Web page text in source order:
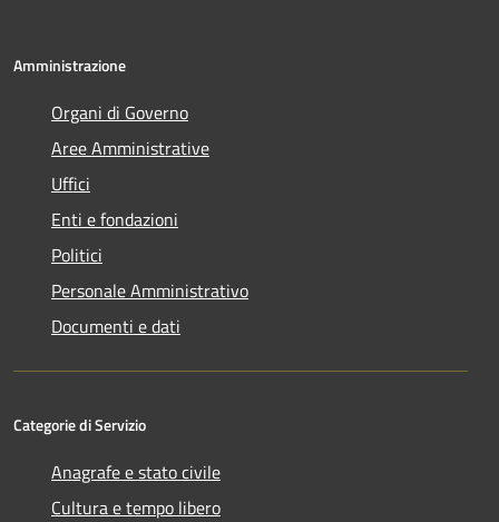
Amministrazione
Organi di Governo
Aree Amministrative
Uffici
Enti e fondazioni
Politici
Personale Amministrativo
Documenti e dati
Categorie di Servizio
Anagrafe e stato civile
Cultura e tempo libero